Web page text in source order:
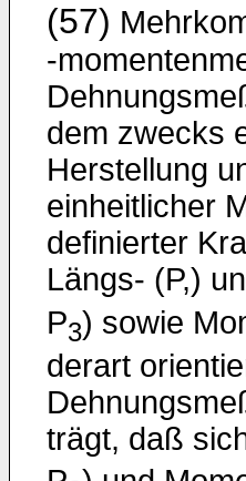
(57)
-
dem zwecks
Herstellung
einheitlicher
definierter
Längs- (P,)
P3) sowie
derart
trägt, daß